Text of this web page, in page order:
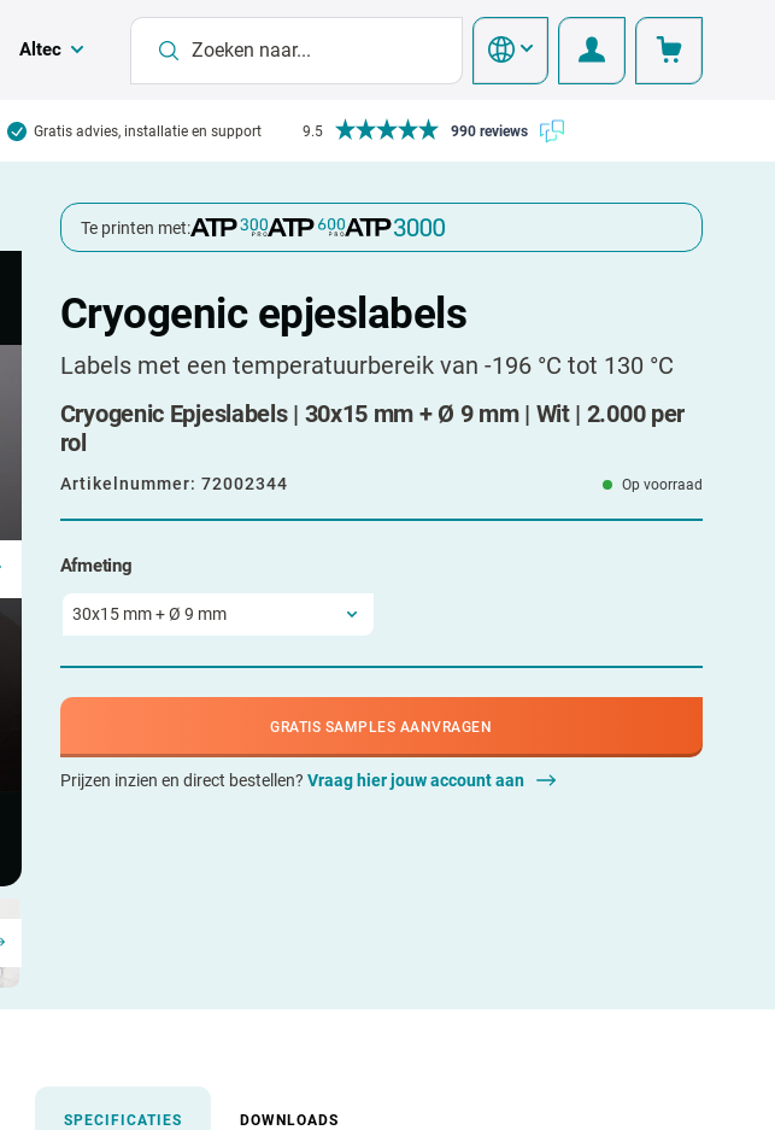
Altec
Gratis advies, installatie en support 9.5 990 reviews
Te printen met:
Cryogenic epjeslabels
Labels met een temperatuurbereik van -196 °C tot 130 °C
Cryogenic Epjeslabels | 30x15 mm + Ø 9 mm | Wit | 2.000 per
rol
Artikelnummer: 72002344 Op voorraad
Afmeting
GRATIS SAMPLES AANVRAGEN
Prijzen inzien en direct bestellen? Vraag hier jouw account aan
SPECIFICATIES DOWNLOADS